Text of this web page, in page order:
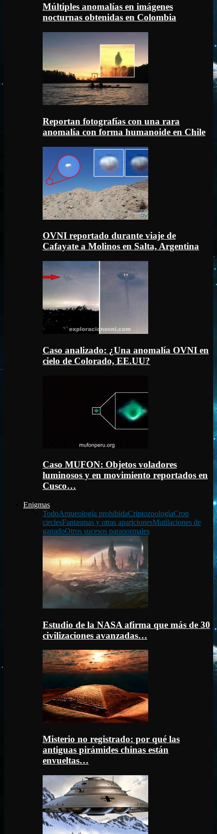
Múltiples anomalías en imágenes
nocturnas obtenidas en Colombia
Reportan fotografías con una rara
anomalía con forma humanoide en Chile
OVNI reportado durante viaje de
Cafayate a Molinos en Salta, Argentina
Caso analizado: ¿Una anomalía OVNI en
cielo de Colorado, EE.UU?
Caso MUFON: Objetos voladores
luminosos y en movimiento reportados en
Cusco…
Enigmas
TodoArqueología prohibidaCriptozoologíaCrop
circlesFantasmas y otras aparicionesMutilaciones de
ganadoOtros sucesos paranormales
Estudio de la NASA afirma que más de 30
civilizaciones avanzadas…
Misterio no registrado: por qué las
antiguas pirámides chinas están
envueltas…